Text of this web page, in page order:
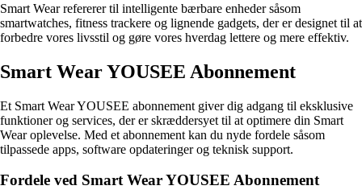
Smart Wear refererer til intelligente bærbare enheder såsom
smartwatches, fitness trackere og lignende gadgets, der er designet til at
forbedre vores livsstil og gøre vores hverdag lettere og mere effektiv.
Smart Wear YOUSEE Abonnement
Et Smart Wear YOUSEE abonnement giver dig adgang til eksklusive
funktioner og services, der er skræddersyet til at optimere din Smart
Wear oplevelse. Med et abonnement kan du nyde fordele såsom
tilpassede apps, software opdateringer og teknisk support.
Fordele ved Smart Wear YOUSEE Abonnement